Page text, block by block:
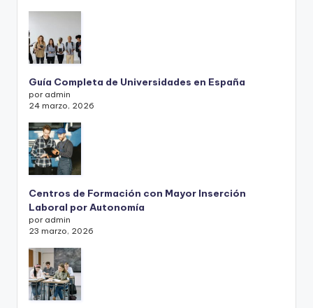
Guía Completa de Universidades en España
por admin
24 marzo, 2026
Centros de Formación con Mayor Inserción
Laboral por Autonomía
por admin
23 marzo, 2026